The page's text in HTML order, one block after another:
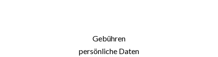
Gebühren
persönliche Daten